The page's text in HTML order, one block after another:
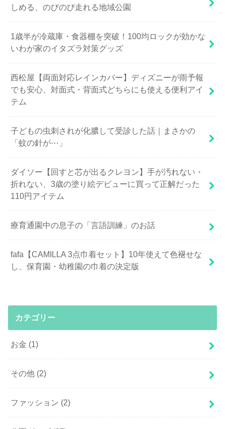
しめる、のびのび走れる地域公園
1歳半が冷蔵庫・食器棚を突破！100均ロックが効かな
いわが家のイタズラ対策グッズ
西松屋【両面対応レインカバー】ディズニーが雨予報
でも安心、対面式・背面式どちらにも使える便利アイ
テム
子どもの虫刺されが化膿して受診した話｜まさかの
「蚊の針が⋯」
ダイソー【回すと芯が出るクレヨン】手が汚れない・
折れない、3歳の塗り絵デビューに買って正解だった
110円アイテム
療育通園中の息子の「言語訓練」のお話
fafa【CAMILLA 3点巾着セット】10年使えて色褪せな
し、保育園・幼稚園の巾着の決定版
カテゴリー
お金 (1)
その他 (2)
ファッション (2)